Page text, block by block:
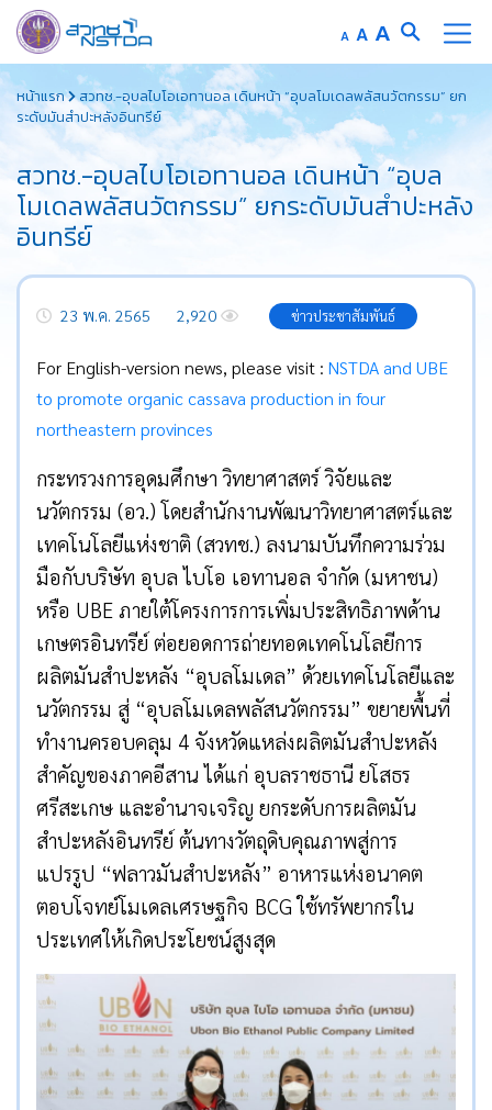
to
content
A Decrease
font
size.
AReset
font
size.
A Increase
font
size.
หน้าแรก
สวทช.-อุบลไบโอเอทานอล เดินหน้า “อุบลโมเดลพลัสนวัตกรรม” ยก
ระดับมันสำปะหลังอินทรีย์
สวทช.-อุบลไบโอเอทานอล เดินหน้า “อุบล
โมเดลพลัสนวัตกรรม” ยกระดับมันสำปะหลัง
อินทรีย์
23 พ.ค. 2565 2,920 ข่าวประชาสัมพันธ์
For English-version news, please visit : NSTDA and UBE
to promote organic cassava production in four
northeastern provinces
กระทรวงการอุดมศึกษา วิทยาศาสตร์ วิจัยและ
นวัตกรรม (อว.) โดยสำนักงานพัฒนาวิทยาศาสตร์และ
เทคโนโลยีแห่งชาติ (สวทช.) ลงนามบันทึกความร่วม
มือกับบริษัท อุบล ไบโอ เอทานอล จำกัด (มหาชน)
หรือ UBE ภายใต้โครงการการเพิ่มประสิทธิภาพด้าน
เกษตรอินทรีย์ ต่อยอดการถ่ายทอดเทคโนโลยีการ
ผลิตมันสำปะหลัง “อุบลโมเดล” ด้วยเทคโนโลยีและ
นวัตกรรม สู่ “อุบลโมเดลพลัสนวัตกรรม” ขยายพื้นที่
ทำงานครอบคลุม 4 จังหวัดแหล่งผลิตมันสำปะหลัง
สำคัญของภาคอีสาน ได้แก่ อุบลราชธานี ยโสธร
ศรีสะเกษ และอำนาจเจริญ ยกระดับการผลิตมัน
สำปะหลังอินทรีย์ ต้นทางวัตถุดิบคุณภาพสู่การ
แปรรูป “ฟลาวมันสำปะหลัง” อาหารแห่งอนาคต
ตอบโจทย์โมเดลเศรษฐกิจ BCG ใช้ทรัพยากรใน
ประเทศให้เกิดประโยชน์สูงสุด